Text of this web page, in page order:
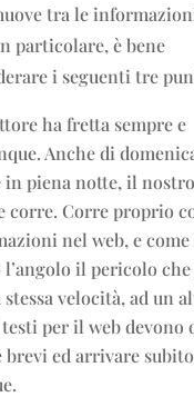
tra le
particolare, è bene
i seguenti tre
ha fretta sempre e
Anche di
in piena notte, il nostro
corre. Corre proprio
nel web, e
il pericolo che
stessa velocità, ad un
per il web devono
brevi ed arrivare